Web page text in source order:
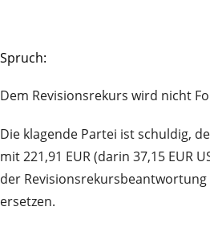
Spruch:
Dem Revisionsrekurs wird nicht
Die klagende Partei ist schuldig,
mit 221,91 EUR (darin 37,15 EUR
der Revisionsrekursbeantwortung
ersetzen.